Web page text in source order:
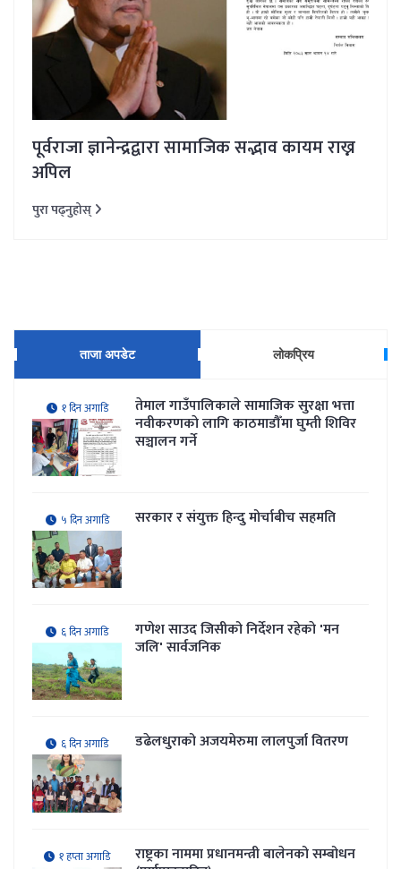
पूर्वराजा ज्ञानेन्द्रद्वारा सामाजिक सद्भाव कायम राख्न
अपिल
पुरा पढ्नुहोस्
ताजा अपडेट लोकप्रिय
१ दिन अगाडि तेमाल गाउँपालिकाले सामाजिक सुरक्षा भत्ता
नवीकरणकाे लागि काठमाडौँमा घुम्ती शिविर
सञ्चालन गर्ने
५ दिन अगाडि सरकार र संयुक्त हिन्दु मोर्चाबीच सहमति
६ दिन अगाडि गणेश साउद जिसीको निर्देशन रहेकाे 'मन
जलि' सार्वजनिक
६ दिन अगाडि डढेलधुराको अजयमेरुमा लालपुर्जा वितरण
१ हप्ता अगाडि राष्ट्रका नाममा प्रधानमन्त्री बालेनको सम्बोधन